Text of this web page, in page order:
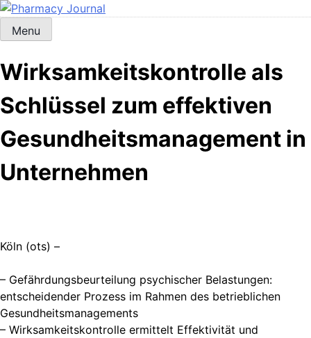
Skip
content
Pharmacy Journal
Menu
Wirksamkeitskontrolle als
Schlüssel zum effektiven
Gesundheitsmanagement in
Unternehmen
Köln (ots) –
– Gefährdungsbeurteilung psychischer Belastungen:
entscheidender Prozess im Rahmen des betrieblichen
Gesundheitsmanagements
– Wirksamkeitskontrolle ermittelt Effektivität und